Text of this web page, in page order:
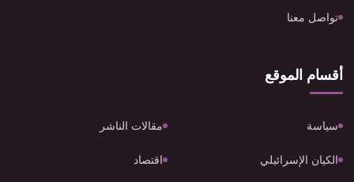
تواصل معنا
أقسام الموقع
سياسة مقالات الناشر
الكيان الإسرائيلي اقتصاد